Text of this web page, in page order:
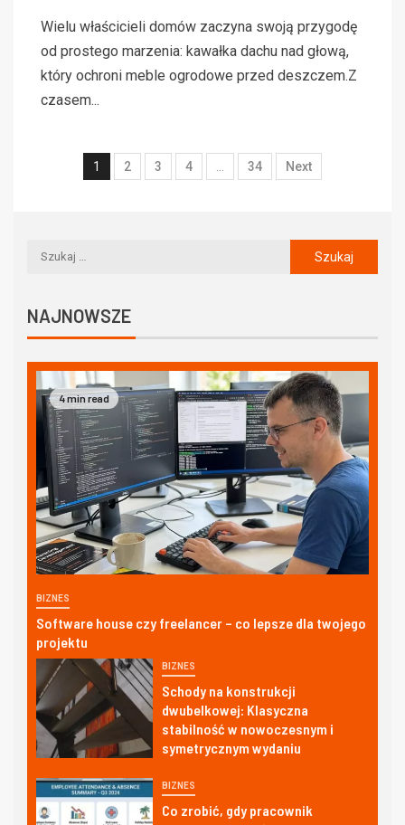
Wielu właścicieli domów zaczyna swoją przygodę
od prostego marzenia: kawałka dachu nad głową,
który ochroni meble ogrodowe przed deszczem.Z
czasem...
1 2 3 4 34 Next
NAJNOWSZE
4 min read
BIZNES
Software house czy freelancer – co lepsze dla twojego
projektu
BIZNES
Schody na konstrukcji
dwubelkowej: Klasyczna
stabilność w nowoczesnym i
symetrycznym wydaniu
BIZNES
Co zrobić, gdy pracownik